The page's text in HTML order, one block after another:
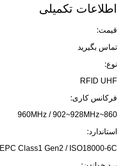
اطلاعات تکمیلی
قیمت:
تماس بگیرید
نوع:
RFID UHF
فرکانس کاری:
860~960MHz / 902~928MHz
استاندارد:
EPC Class1 Gen2 / ISO18000-6C